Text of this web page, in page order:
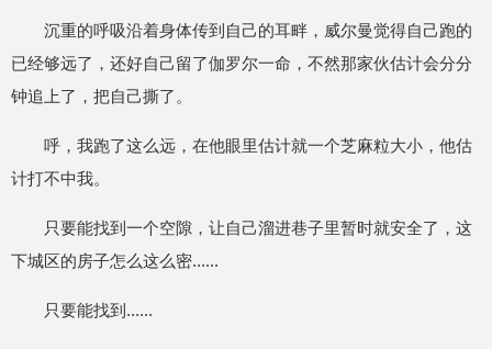
沉重的呼吸沿着身体传到自己的耳畔，威尔曼觉得自己跑的
已经够远了，还好自己留了伽罗尔一命，不然那家伙估计会分分
钟追上了，把自己撕了。
呼，我跑了这么远，在他眼里估计就一个芝麻粒大小，他估
计打不中我。
只要能找到一个空隙，让自己溜进巷子里暂时就安全了，这
下城区的房子怎么这么密......
只要能找到......